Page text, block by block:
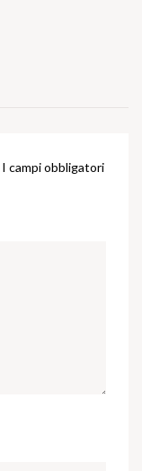
I campi obbligatori